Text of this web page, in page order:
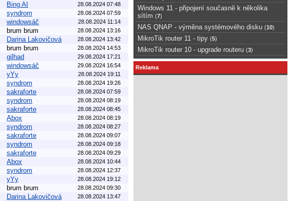
Bing AI 28.08.2024 07:48
syndrom 28.08.2024 07:59
windowsáč 28.08.2024 11:14
brum brum 28.08.2024 13:16
Darina Lakovičová 28.08.2024 13:42
brum brum 28.08.2024 14:53
gilhad 29.08.2024 17:21
windowsáč 29.08.2024 16:54
yYy 28.08.2024 19:11
syndrom 28.08.2024 19:26
sakraforte 28.08.2024 07:59
syndrom 28.08.2024 08:19
sakraforte 28.08.2024 08:45
Abox 28.08.2024 08:19
syndrom 28.08.2024 08:27
sakraforte 28.08.2024 09:07
syndrom 28.08.2024 09:18
sakraforte 28.08.2024 09:29
Abox 28.08.2024 10:44
syndrom 28.08.2024 12:37
yYy 28.08.2024 19:12
brum brum 28.08.2024 09:30
Darina Lakovičová 28.08.2024 13:47
Windows 11 - připojení současně k několika
sítím (7)
NAS QNAP - výměna systémového disku (10)
MikroTik router 11 - tipy (5)
MikroTik router 10 - upgrade routeru (3)
Reklama